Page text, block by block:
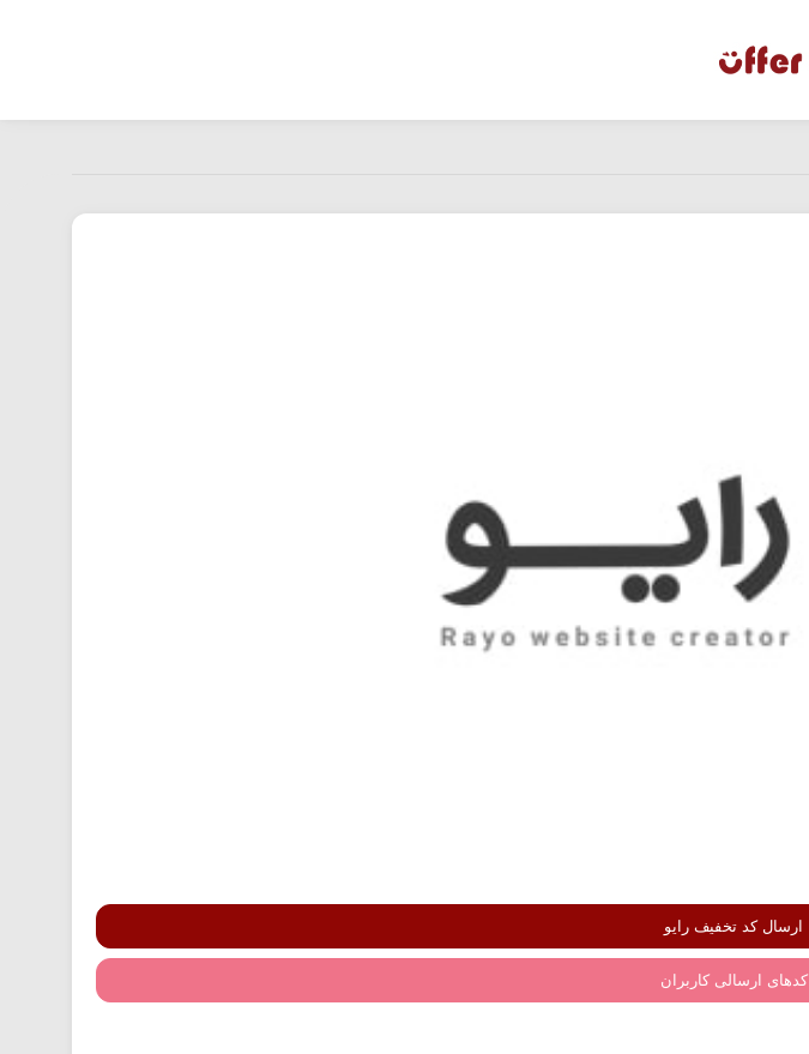
ارسال کد تخفیف رایو
کدهای ارسالی کاربران